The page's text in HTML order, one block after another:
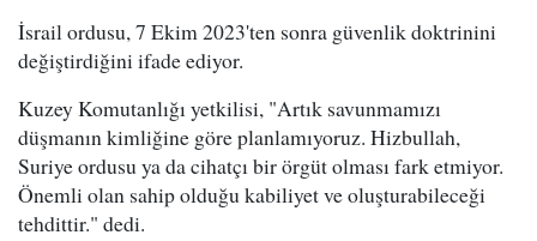
İsrail ordusu, 7 Ekim 2023'ten sonra güvenlik doktrinini
değiştirdiğini ifade ediyor.
Kuzey Komutanlığı yetkilisi, "Artık savunmamızı
düşmanın kimliğine göre planlamıyoruz. Hizbullah,
Suriye ordusu ya da cihatçı bir örgüt olması fark etmiyor.
Önemli olan sahip olduğu kabiliyet ve oluşturabileceği
tehdittir." dedi.